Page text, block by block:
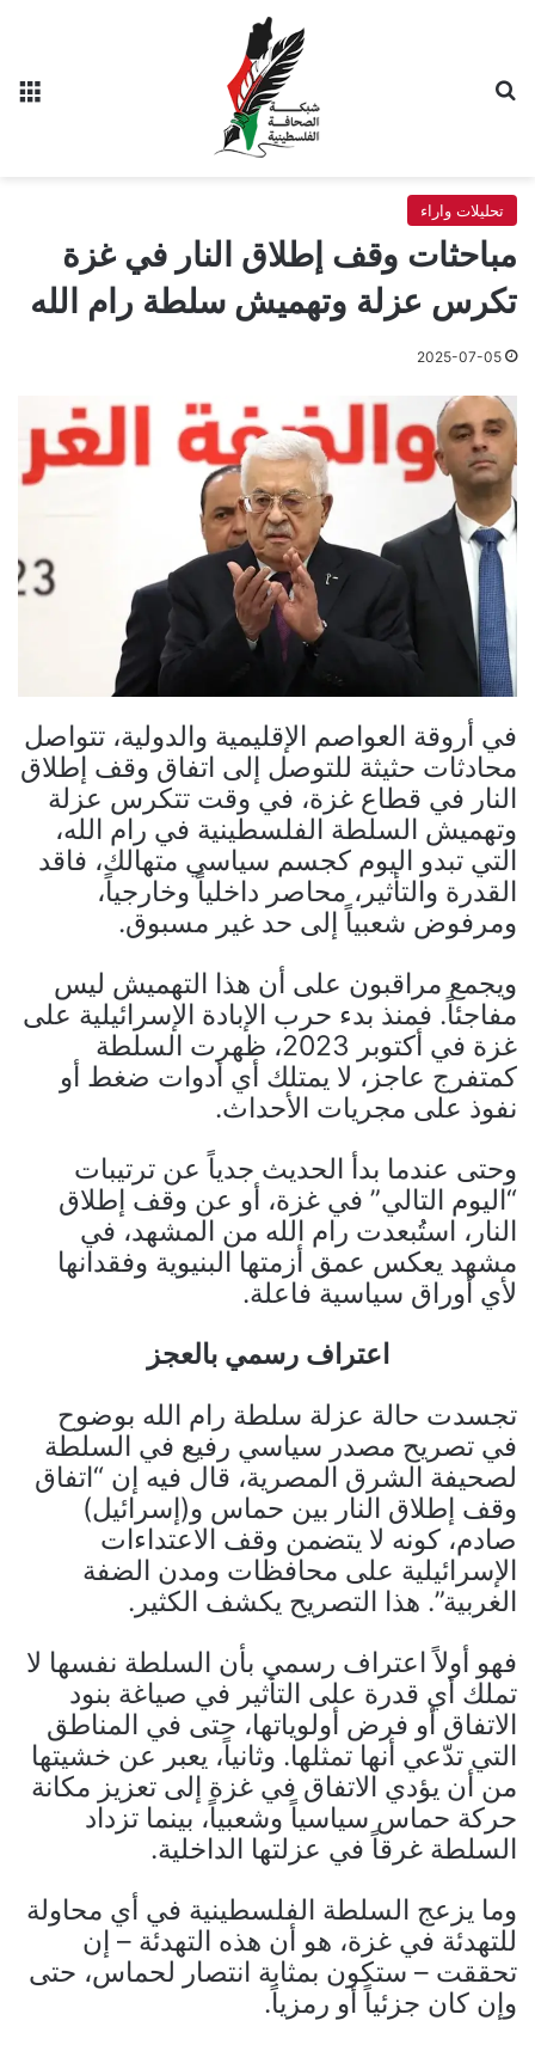
تحليلات واراء
مباحثات وقف إطلاق النار في غزة
تكرس عزلة وتهميش سلطة رام الله
2025-07-05
في أروقة العواصم الإقليمية والدولية، تتواصل
محادثات حثيثة للتوصل إلى اتفاق وقف إطلاق
النار في قطاع غزة، في وقت تتكرس عزلة
وتهميش السلطة الفلسطينية في رام الله،
التي تبدو اليوم كجسم سياسي متهالك، فاقد
القدرة والتأثير، محاصر داخلياً وخارجياً،
ومرفوض شعبياً إلى حد غير مسبوق.
ويجمع مراقبون على أن هذا التهميش ليس
مفاجئاً. فمنذ بدء حرب الإبادة الإسرائيلية على
غزة في أكتوبر 2023، ظهرت السلطة
كمتفرج عاجز، لا يمتلك أي أدوات ضغط أو
نفوذ على مجريات الأحداث.
وحتى عندما بدأ الحديث جدياً عن ترتيبات
“اليوم التالي” في غزة، أو عن وقف إطلاق
النار، استُبعدت رام الله من المشهد، في
مشهد يعكس عمق أزمتها البنيوية وفقدانها
لأي أوراق سياسية فاعلة.
اعتراف رسمي بالعجز
تجسدت حالة عزلة سلطة رام الله بوضوح
في تصريح مصدر سياسي رفيع في السلطة
لصحيفة الشرق المصرية، قال فيه إن “اتفاق
وقف إطلاق النار بين حماس و(إسرائيل)
صادم، كونه لا يتضمن وقف الاعتداءات
الإسرائيلية على محافظات ومدن الضفة
الغربية”. هذا التصريح يكشف الكثير.
فهو أولاً اعتراف رسمي بأن السلطة نفسها لا
تملك أي قدرة على التأثير في صياغة بنود
الاتفاق أو فرض أولوياتها، حتى في المناطق
التي تدّعي أنها تمثلها. وثانياً، يعبر عن خشيتها
من أن يؤدي الاتفاق في غزة إلى تعزيز مكانة
حركة حماس سياسياً وشعبياً، بينما تزداد
السلطة غرقاً في عزلتها الداخلية.
وما يزعج السلطة الفلسطينية في أي محاولة
للتهدئة في غزة، هو أن هذه التهدئة – إن
تحققت – ستكون بمثابة انتصار لحماس، حتى
وإن كان جزئياً أو رمزياً.